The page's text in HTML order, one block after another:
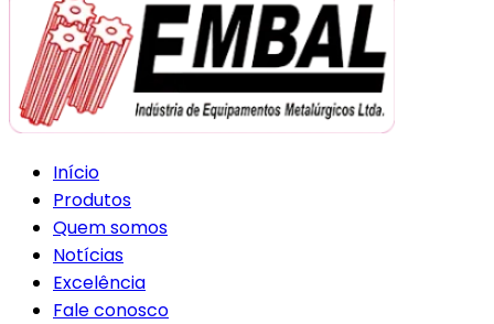
Início
Produtos
Quem somos
Notícias
Excelência
Fale conosco